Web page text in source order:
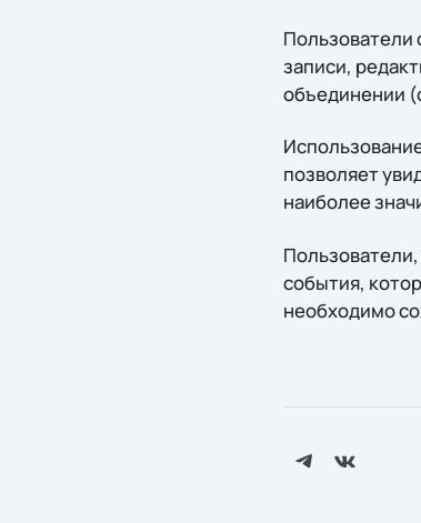
Пользователи
записи,
объединении
позволяет
наиболее
события,
необходимо